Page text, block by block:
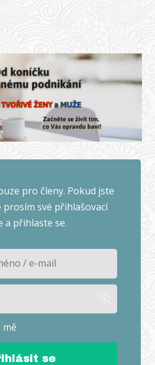
pro členy. Pokud jste
prosím své přihlašovací
a přihlaste se.
mě
se